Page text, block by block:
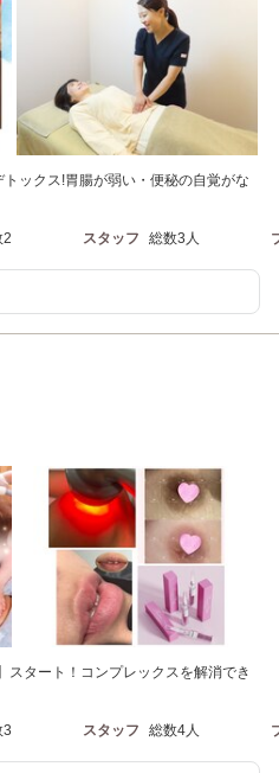
ックス!胃腸が弱い・便秘の自覚がな
2 スタッフ 総数3人
スタート！コンプレックスを解消でき
3 スタッフ 総数4人